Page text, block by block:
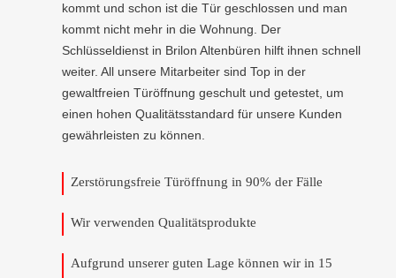
kommt und schon ist die Tür geschlossen und man
kommt nicht mehr in die Wohnung. Der
Schlüsseldienst in Brilon Altenbüren hilft ihnen schnell
weiter. All unsere Mitarbeiter sind Top in der
gewaltfreien Türöffnung geschult und getestet, um
einen hohen Qualitätsstandard für unsere Kunden
gewährleisten zu können.
Zerstörungsfreie Türöffnung in 90% der Fälle
Wir verwenden Qualitätsprodukte
Aufgrund unserer guten Lage können wir in 15